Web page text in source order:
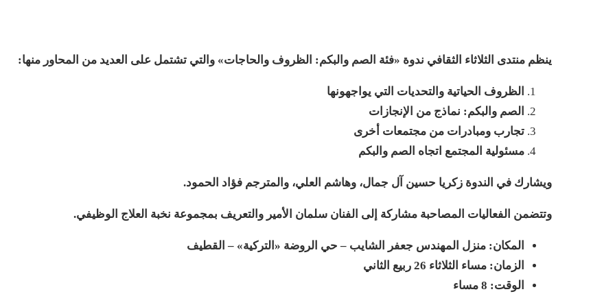
ينظم منتدى الثلاثاء الثقافي ندوة «فئة الصم والبكم: الظروف والحاجات» والتي تشتمل على العديد من المحاور منها:
الظروف الحياتية والتحديات التي يواجهونها
الصم والبكم: نماذج من الإنجازات
تجارب ومبادرات من مجتمعات أخرى
مسئولية المجتمع اتجاه الصم والبكم
ويشارك في الندوة زكريا حسين آل جمال، وهاشم العلي، والمترجم فؤاد الحمود.
وتتضمن الفعاليات المصاحبة مشاركة إلى الفنان سلمان الأمير والتعريف بمجموعة نخبة العلاج الوظيفي.
المكان: منزل المهندس جعفر الشايب – حي الروضة «التركية» – القطيف
الزمان: مساء الثلاثاء 26 ربيع الثاني
الوقت: 8 مساء